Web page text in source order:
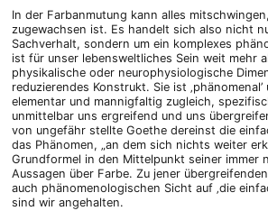
In der Farbanmutung kann alles
zugewachsen ist. Es handelt sich also nicht
Sachverhalt, sondern um ein komplexes
ist für unser lebensweltliches Sein weit mehr
physikalische oder neurophysiologische
reduzierendes Konstrukt. Sie ist
elementar und mannigfaltig zugleich,
unmittelbar uns ergreifend und uns
von ungefähr stellte Goethe dereinst die
das Phänomen, „an dem sich nichts weiter
Grundformel in den Mittelpunkt seiner immer
Aussagen über Farbe. Zu jener
auch phänomenologischen Sicht auf ‚die
sind wir angehalten.